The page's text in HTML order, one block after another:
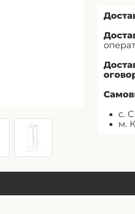
с.
м.